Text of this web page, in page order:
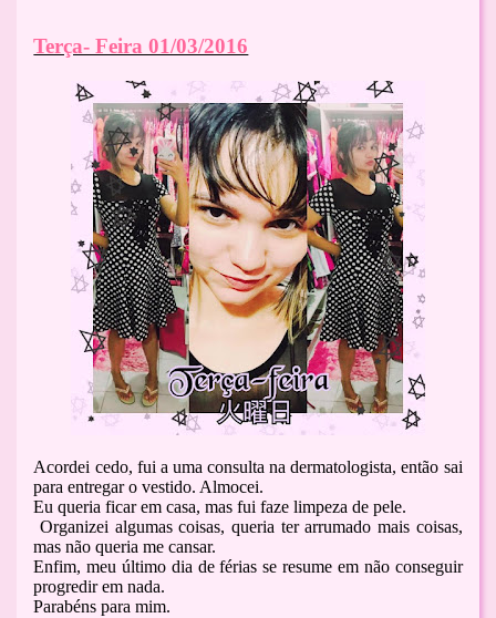
Terça- Feira 01/03/2016
Acordei cedo, fui a uma consulta na dermatologista, então sai
para entregar o vestido. Almocei.
Eu queria ficar em casa, mas fui faze limpeza de pele.
Organizei algumas coisas, queria ter arrumado mais coisas,
mas não queria me cansar.
Enfim, meu último dia de férias se resume em não conseguir
progredir em nada.
Parabéns para mim.